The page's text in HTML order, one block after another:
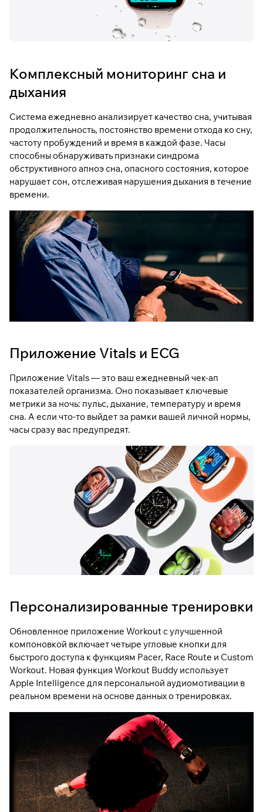
Комплексный мониторинг сна и
дыхания
Система ежедневно анализирует качество сна, учитывая
продолжительность, постоянство времени отхода ко сну,
частоту пробуждений и время в каждой фазе. Часы
способны обнаруживать признаки синдрома
обструктивного апноэ сна, опасного состояния, которое
нарушает сон, отслеживая нарушения дыхания в течение
времени.
Приложение Vitals и ECG
Приложение Vitals — это ваш ежедневный чек-ап
показателей организма. Оно показывает ключевые
метрики за ночь: пульс, дыхание, температуру и время
сна. А если что-то выйдет за рамки вашей личной нормы,
часы сразу вас предупредят.
Персонализированные тренировки
Обновленное приложение Workout с улучшенной
компоновкой включает четыре угловые кнопки для
быстрого доступа к функциям Pacer, Race Route и Custom
Workout. Новая функция Workout Buddy использует
Apple Intelligence для персональной аудиомотивации в
реальном времени на основе данных о тренировках.